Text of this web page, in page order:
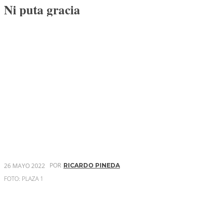
Ni puta gracia
26 MAYO 2022 POR RICARDO PINEDA
FOTO: PLAZA 1